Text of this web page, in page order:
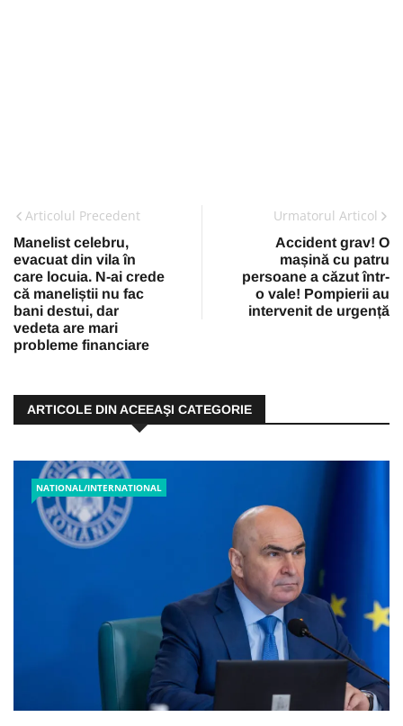
Articolul Precedent
Manelist celebru,
evacuat din vila în
care locuia. N-ai crede
că maneliștii nu fac
bani destui, dar
vedeta are mari
probleme financiare
Urmatorul Articol
Accident grav! O
mașină cu patru
persoane a căzut într-
o vale! Pompierii au
intervenit de urgență
ARTICOLE DIN ACEEAŞI CATEGORIE
NATIONAL/INTERNATIONAL